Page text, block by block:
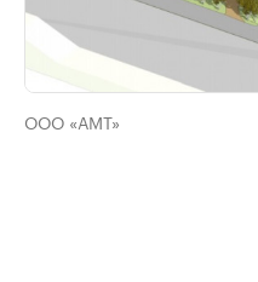
ООО «АМТ»